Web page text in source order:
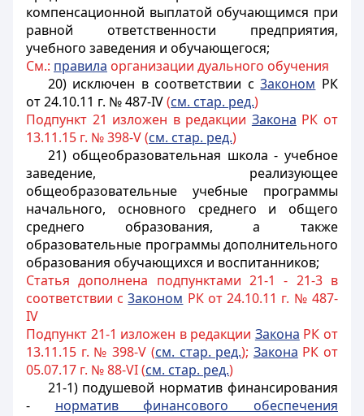
компенсационной выплатой обучающимся при
равной ответственности предприятия,
учебного заведения и обучающегося;
См.: правила организации дуального обучения
20) исключен в соответствии с3аконом РК
от 24.10.11 г. № 487-IV(см. стар. ред.)
Подпункт 21 изложен в редакции Закона РК от
13.11.15 г. № 398-V (см. стар. ред.)
21) общеобразовательная школа - учебное
заведение, реализующее
общеобразовательные учебные программы
начального, основного среднего и общего
среднего образования, а также
образовательные программы дополнительного
образования обучающихся и воспитанников;
Статья дополнена подпунктами 21-1 - 21-3 в
соответствии с3аконом РК от 24.10.11 г. № 487-
IV
Подпункт 21-1 изложен в редакции Закона РК от
13.11.15 г. № 398-V (см. стар. ред.); Закона РК от
05.07.17 г. № 88-VI (см. стар. ред.)
21-1) подушевой норматив финансирования
- норматив финансового обеспечения